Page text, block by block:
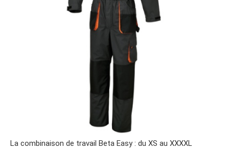
La combinaison de travail Beta Easy : du XS au XXXXL